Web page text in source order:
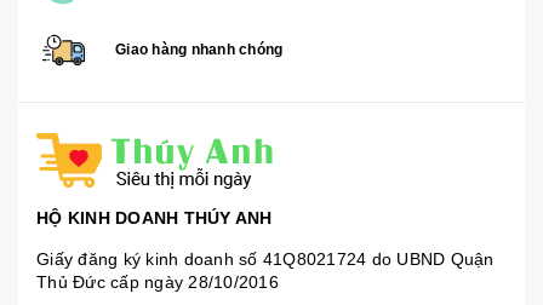
Giao hàng nhanh chóng
HỘ KINH DOANH THÚY ANH
Giấy đăng ký kinh doanh số 41Q8021724 do UBND Quận
Thủ Đức cấp ngày 28/10/2016